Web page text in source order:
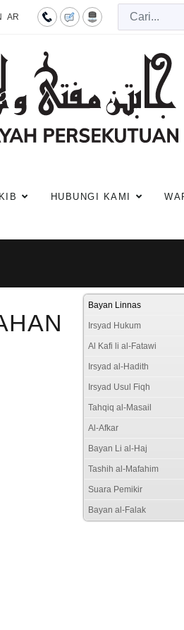
AR
HUBUNGI KAMI
Bayan Linnas
Irsyad Hukum
Al Kafi li al-Fatawi
Irsyad al-Hadith
Irsyad Usul Fiqh
Tahqiq al-Masail
Al-Afkar
Bayan Li al-Haj
Tashih al-Mafahim
Suara Pemikir
Bayan al-Falak